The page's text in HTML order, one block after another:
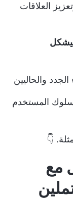
العلاقات
سيشكل
والحاليين
المستخدم
👇
مع